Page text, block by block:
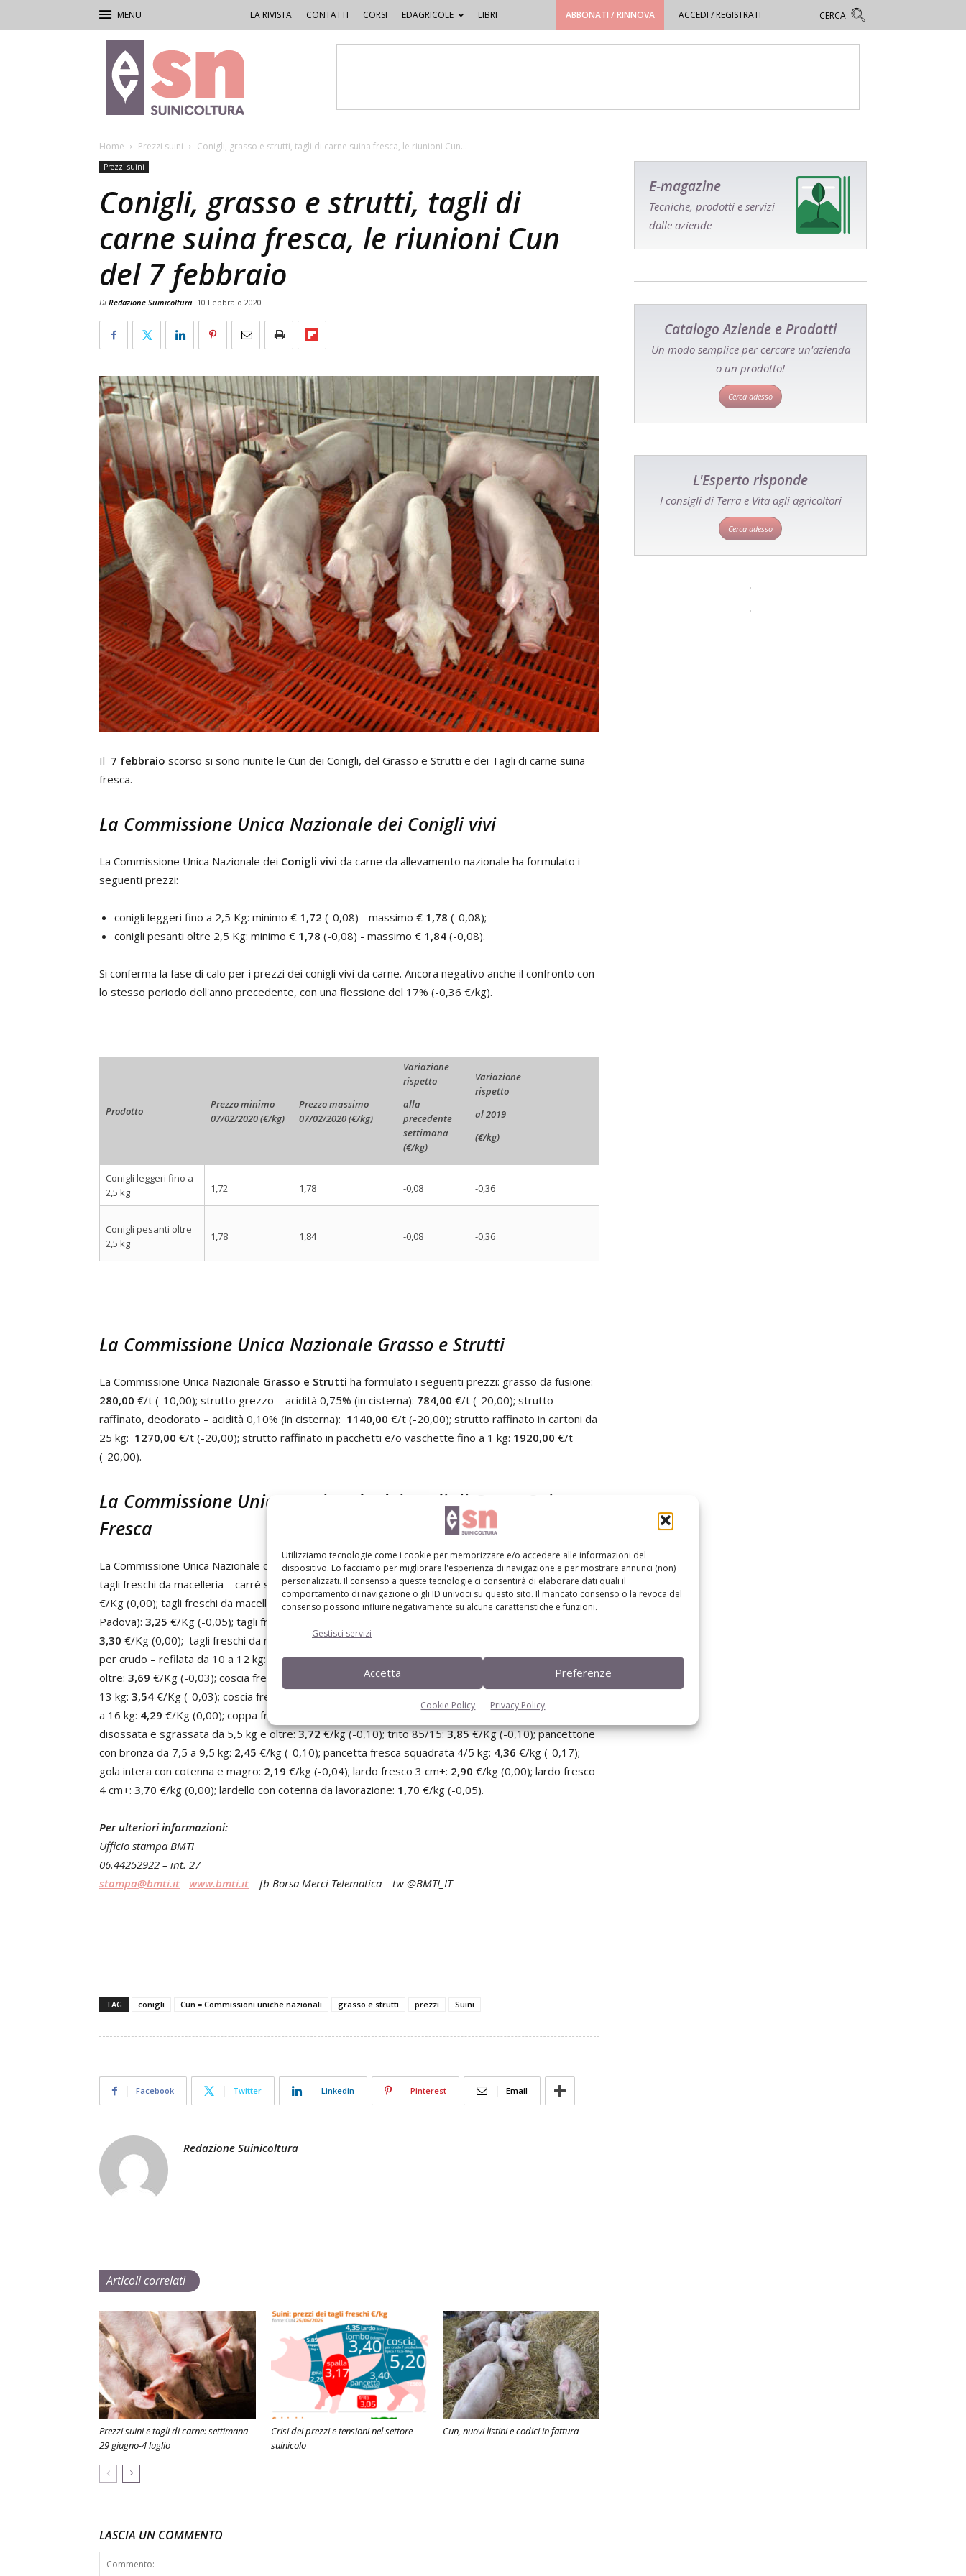
Utilizziamo tecnologie come i cookie per memorizzare e/o accedere alle informazioni del
dispositivo. Lo facciamo per migliorare l'esperienza di navigazione e per mostrare annunci (non)
personalizzati. Il consenso a queste tecnologie ci consentirà di elaborare dati quali il
comportamento di navigazione o gli ID univoci su questo sito. Il mancato consenso o la revoca del
consenso possono influire negativamente su alcune caratteristiche e funzioni.
Gestisci servizi
Accetta Preferenze
Cookie Policy Privacy Policy
LA RIVISTA CONTATTI CORSI EDAGRICOLE LIBRI ABBONATI / RINNOVA ACCEDI / REGISTRATI
Rivista
di
Suinicoltura
Home Prezzi suini Conigli, grasso e strutti, tagli di carne suina fresca, le riunioni Cun...
Prezzi suini
Conigli, grasso e strutti, tagli di
carne suina fresca, le riunioni Cun
del 7 febbraio
Di Redazione Suinicoltura 10 Febbraio 2020
Il 7 febbraio scorso si sono riunite le Cun dei Conigli, del Grasso e Strutti e dei Tagli di carne suina
fresca.
La Commissione Unica Nazionale dei Conigli vivi
La Commissione Unica Nazionale dei Conigli vivi da carne da allevamento nazionale ha formulato i
seguenti prezzi:
conigli leggeri fino a 2,5 Kg: minimo € 1,72 (-0,08) - massimo € 1,78 (-0,08);
conigli pesanti oltre 2,5 Kg: minimo € 1,78 (-0,08) - massimo € 1,84 (-0,08).
Si conferma la fase di calo per i prezzi dei conigli vivi da carne. Ancora negativo anche il confronto con
lo stesso periodo dell'anno precedente, con una flessione del 17% (-0,36 €/kg).
Prodotto
Prezzo minimo
07/02/2020 (€/kg)
Prezzo massimo
07/02/2020 (€/kg)
Variazione
rispetto
alla
precedente
settimana
(€/kg)
Variazione
rispetto
al 2019
(€/kg)
Conigli leggeri fino a
2,5 kg
1,72 1,78 -0,08 -0,36
Conigli pesanti oltre
2,5 kg
1,78 1,84 -0,08 -0,36
La Commissione Unica Nazionale Grasso e Strutti
La Commissione Unica Nazionale Grasso e Strutti ha formulato i seguenti prezzi: grasso da fusione:
280,00 €/t (-10,00); strutto grezzo – acidità 0,75% (in cisterna): 784,00 €/t (-20,00); strutto
raffinato, deodorato – acidità 0,10% (in cisterna): 1140,00 €/t (-20,00); strutto raffinato in cartoni da
25 kg: 1270,00 €/t (-20,00); strutto raffinato in pacchetti e/o vaschette fino a 1 kg: 1920,00 €/t
(-20,00).
La Commissione Unica Nazionale dei Tagli di Carne Suina
Fresca
La Commissione Unica Nazionale dei Tagli di Carne Suina Frescaha formulato i seguenti prezzi:
tagli freschi da macelleria – carré senza coppa, senza fondello, senza costine (lombo Bologna):3,10
€/Kg (0,00); tagli freschi da macelleria – carré senza coppa, senza fondello, con costine (lombo
Padova): 3,25 €/Kg (-0,05); tagli freschi da macelleria – busto con coppa, senza fondello, con costine:
3,30 €/Kg (0,00); tagli freschi da macelleria – coppa fresca con osso:
per crudo – refilata da 10 a 12 kg:
3,08€/Kg (-0,03); coscia fresca per crudo – refilata da 12 kg e
oltre: 3,69 €/Kg (-0,03); coscia fresca per crudo - refilata per produzione tipica (senza piede) da 11 a
13 kg: 3,54 €/Kg (-0,03); coscia fresca per crudo - refilata per produzione tipica (senza piede) da 13
a 16 kg: 4,29 €/Kg (0,00); coppa fresca refilata da 2,5 kg e oltre:
€/Kg (-0,03); spalla fresca
disossata e sgrassata da 5,5 kg e oltre:3,72€/kg (-0,10); trito 85/15:3,85€/Kg (-0,10); pancettone
con bronza da 7,5 a 9,5 kg: 2,45 €/kg (-0,10); pancetta fresca squadrata 4/5 kg: 4,36 €/kg (-0,17);
gola intera con cotenna e magro: 2,19 €/kg (-0,04); lardo fresco 3 cm+: 2,90 €/kg (0,00); lardo fresco
4 cm+: 3,70 €/kg (0,00); lardello con cotenna da lavorazione: 1,70 €/kg (-0,05).
Per ulteriori informazioni:
Ufficio stampa BMTI
06.44252922 – int. 27
stampa@bmti.it - www.bmti.it – fb Borsa Merci Telematica – tw @BMTI_IT
TAG conigli Cun = Commissioni uniche nazionali grasso e strutti prezzi Suini
Facebook Twitter Linkedin Pinterest Email
Redazione Suinicoltura
Articoli correlati
Prezzi suini e tagli di carne: settimana
29 giugno-4 luglio
Crisi dei prezzi e tensioni nel settore
suinicolo
Cun, nuovi listini e codici in fattura
LASCIA UN COMMENTO
E-magazine
Tecniche, prodotti e servizi
dalle aziende
Catalogo Aziende e Prodotti
Un modo semplice per cercare un'azienda
o un prodotto!
Cerca adesso
L'Esperto risponde
I consigli di Terra e Vita agli agricoltori
Cerca adesso